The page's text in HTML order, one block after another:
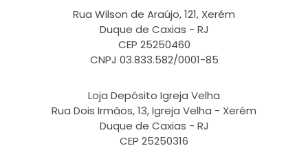
Rua Wilson de Araújo, 121, Xerém
Duque de Caxias - RJ
CEP 25250460
CNPJ 03.833.582/0001-85
Loja Depósito Igreja Velha
Rua Dois Irmãos, 13, Igreja Velha - Xerém
Duque de Caxias - RJ
CEP 25250316